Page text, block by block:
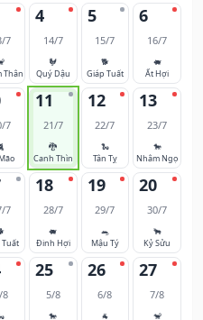
7
Thân
4
14/7
🐓
Quý Dậu
5
15/7
🐕
Giáp Tuất
6
16/7
🐖
Ất Hợi
7
11
21/7
🐉
Canh Thìn
12
22/7
🐍
Tân Tỵ
13
23/7
🐎
Nhâm Ngọ
7
18
28/7
🐖
Đinh Hợi
19
29/7
🐀
Mậu Tý
20
30/7
🐂
Kỷ Sửu
8
25
5/8
🐎
26
6/8
🐐
27
7/8
🐒